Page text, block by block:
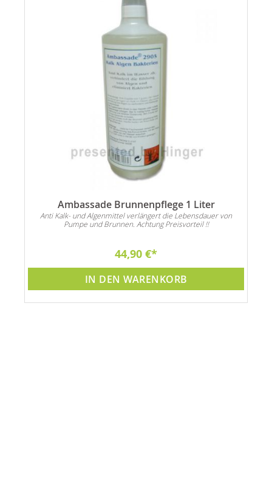
Ambassade Brunnenpflege 1 Liter
Anti Kalk- und Algenmittel verlängert die Lebensdauer von
Pumpe und Brunnen. Achtung Preisvorteil !!
44,90 €
IN DEN WARENKORB